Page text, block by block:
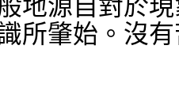
地源自對於
所肇始。沒